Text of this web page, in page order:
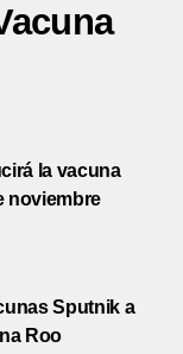
la vacuna
noviembre
Sputnik a
Roo